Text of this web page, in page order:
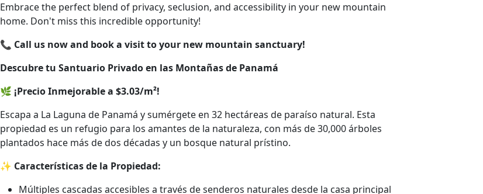
Embrace the perfect blend of privacy, seclusion, and accessibility in your new mountain
home. Don't miss this incredible opportunity!
📞 Call us now and book a visit to your new mountain sanctuary!
Descubre tu Santuario Privado en las Montañas de Panamá
🌿 ¡Precio Inmejorable a $3.03/m²!
Escapa a La Laguna de Panamá y sumérgete en 32 hectáreas de paraíso natural. Esta
propiedad es un refugio para los amantes de la naturaleza, con más de 30,000 árboles
plantados hace más de dos décadas y un bosque natural prístino.
✨ Características de la Propiedad:
Múltiples cascadas accesibles a través de senderos naturales desde la casa principal